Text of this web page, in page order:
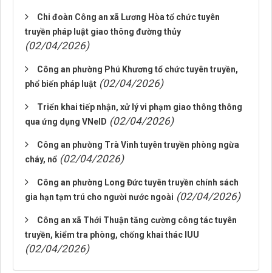
Chi đoàn Công an xã Lương Hòa tổ chức tuyên
truyền pháp luật giao thông đường thủy
(02/04/2026)
Công an phường Phú Khương tổ chức tuyên truyền,
phổ biến pháp luật (02/04/2026)
Triển khai tiếp nhận, xử lý vi phạm giao thông thông
qua ứng dụng VNeID (02/04/2026)
Công an phường Trà Vinh tuyên truyền phòng ngừa
cháy, nổ (02/04/2026)
Công an phường Long Đức tuyên truyền chính sách
gia hạn tạm trú cho người nước ngoài (02/04/2026)
Công an xã Thới Thuận tăng cường công tác tuyên
truyền, kiểm tra phòng, chống khai thác IUU
(02/04/2026)